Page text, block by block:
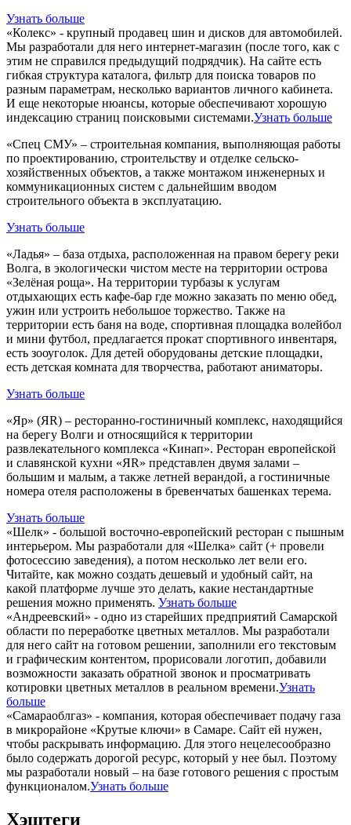
Узнать больше
«Колекс» - крупный продавец шин и дисков для автомобилей.
Мы разработали для него интернет-магазин (после того, как с
этим не справился предыдущий подрядчик). На сайте есть
гибкая структура каталога, фильтр для поиска товаров по
разным параметрам, несколько вариантов личного кабинета.
И еще некоторые нюансы, которые обеспечивают хорошую
индексацию страниц поисковыми системами.Узнать больше
«Спец СМУ» – строительная компания, выполняющая работы
по проектированию, строительству и отделке сельско-
хозяйственных объектов, а также монтажом инженерных и
коммуникационных систем с дальнейшим вводом
строительного объекта в эксплуатацию.
Узнать больше
«Ладья» – база отдыха, расположенная на правом берегу реки
Волга, в экологически чистом месте на территории острова
«Зелёная роща». На территории турбазы к услугам
отдыхающих есть кафе-бар где можно заказать по меню обед,
ужин или устроить небольшое торжество. Также на
территории есть баня на воде, спортивная площадка волейбол
и мини футбол, предлагается прокат спортивного инвентаря,
есть зооуголок. Для детей оборудованы детские площадки,
есть детская комната для творчества, работают аниматоры.
Узнать больше
«Яр» (ЯR) – ресторанно-гостиничный комплекс, находящийся
на берегу Волги и относящийся к территории
развлекательного комплекса «Кинап». Ресторан европейской
и славянской кухни «ЯR» представлен двумя залами –
большим и малым, а также летней верандой, а гостиничные
номера отеля расположены в бревенчатых башенках терема.
Узнать больше
«Шелк» - большой восточно-европейский ресторан с пышным
интерьером. Мы разработали для «Шелка» сайт (+ провели
фотосессию заведения), а потом несколько лет вели его.
Читайте, как можно создать дешевый и удобный сайт, на
какой платформе лучше это делать, какие нестандартные
решения можно применять. Узнать больше
«Андреевский» - одно из старейших предприятий Самарской
области по переработке цветных металлов. Мы разработали
для него сайт на готовом решении, заполнили его текстовым
и графическим контентом, прорисовали логотип, добавили
возможности заказать обратной звонок и просматривать
котировки цветных металлов в реальном времени.Узнать
больше
«Самараоблгаз» - компания, которая обеспечивает подачу газа
в микрорайоне «Крутые ключи» в Самаре. Сайт ей нужен,
чтобы раскрывать информацию. Для этого нецелесообразно
было содержать дорогой ресурс, который у нее был. Поэтому
мы разработали новый – на базе готового решения с простым
функционалом.Узнать больше
Хэштеги